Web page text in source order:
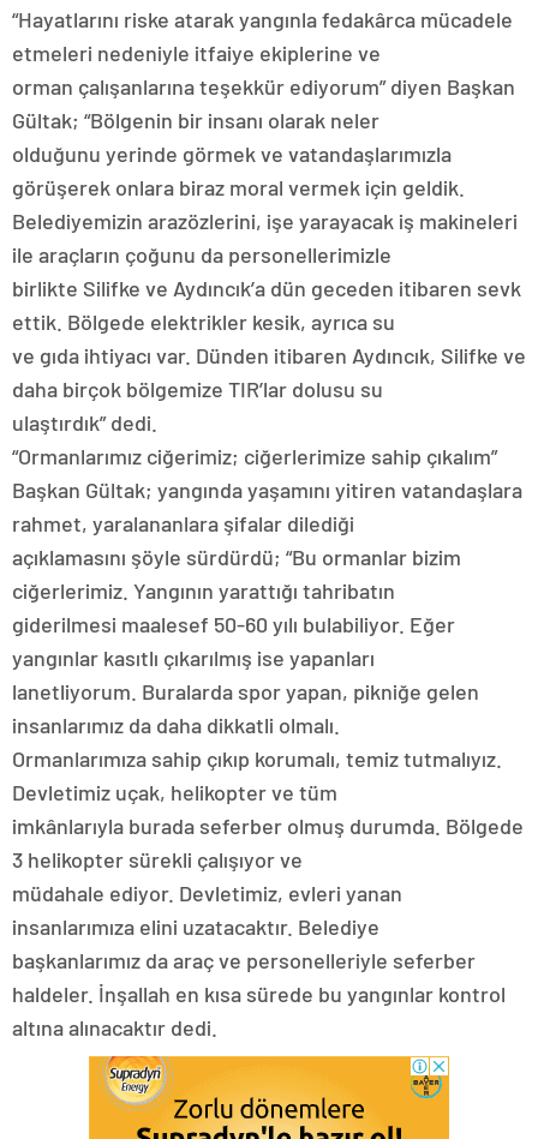
“Hayatlarını riske atarak yangınla fedakârca mücadele
etmeleri nedeniyle itfaiye ekiplerine ve
orman çalışanlarına teşekkür ediyorum” diyen Başkan
Gültak; “Bölgenin bir insanı olarak neler
olduğunu yerinde görmek ve vatandaşlarımızla
görüşerek onlara biraz moral vermek için geldik.
Belediyemizin arazözlerini, işe yarayacak iş makineleri
ile araçların çoğunu da personellerimizle
birlikte Silifke ve Aydıncık’a dün geceden itibaren sevk
ettik. Bölgede elektrikler kesik, ayrıca su
ve gıda ihtiyacı var. Dünden itibaren Aydıncık, Silifke ve
daha birçok bölgemize TIR’lar dolusu su
ulaştırdık” dedi.
“Ormanlarımız ciğerimiz; ciğerlerimize sahip çıkalım”
Başkan Gültak; yangında yaşamını yitiren vatandaşlara
rahmet, yaralananlara şifalar dilediği
açıklamasını şöyle sürdürdü; “Bu ormanlar bizim
ciğerlerimiz. Yangının yarattığı tahribatın
giderilmesi maalesef 50-60 yılı bulabiliyor. Eğer
yangınlar kasıtlı çıkarılmış ise yapanları
lanetliyorum. Buralarda spor yapan, pikniğe gelen
insanlarımız da daha dikkatli olmalı.
Ormanlarımıza sahip çıkıp korumalı, temiz tutmalıyız.
Devletimiz uçak, helikopter ve tüm
imkânlarıyla burada seferber olmuş durumda. Bölgede
3 helikopter sürekli çalışıyor ve
müdahale ediyor. Devletimiz, evleri yanan
insanlarımıza elini uzatacaktır. Belediye
başkanlarımız da araç ve personelleriyle seferber
haldeler. İnşallah en kısa sürede bu yangınlar kontrol
altına alınacaktır dedi.